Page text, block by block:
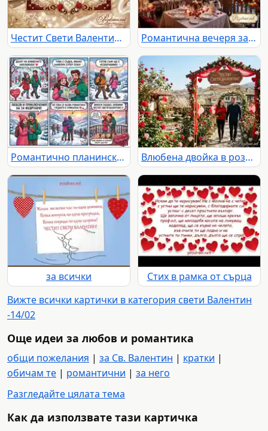
Честит Свети Валентин! Романтична картичка с пожелание за любов и щастие, рози и шампанско. Романтична вечеря за Свети Валентин с планински изглед и пожелания за любов и щастие.
Романтично планинско приключение за Свети Валентин: любов, поход и незабравими моменти за влюбена двойка. Влюбена двойка в розова градина под арка за Свети Валентин
за всички
Стих в рамка от сърца
Вижте всички картички в категория свети Валентин
-14/02
Още идеи за любов и романтика
общи пожелания | за Св. Валентин | кратки |
обичам те | романтични | за него
Разгледайте цялата тема
Как да използвате тази картичка